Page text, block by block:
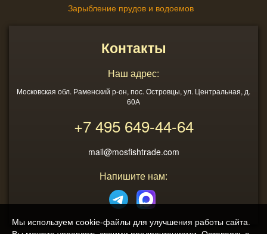
Зарыбление прудов и водоемов
Контакты
Наш адрес:
Московская обл. Раменский р-он, пос. Островцы, ул. Центральная, д.
60А
+7 495649-44-64
mail@mosfishtrade.com
Напишите нам:
Мы используем cookie-файлы для улучшения работы сайта.